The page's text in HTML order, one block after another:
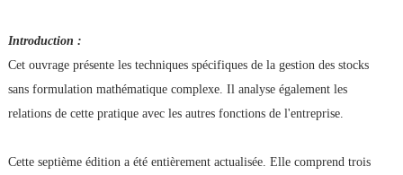
Introduction :
Cet ouvrage présente les techniques spécifiques de la gestion des stocks
sans formulation mathématique complexe. Il analyse également les
relations de cette pratique avec les autres fonctions de l'entreprise.
Cette septième édition a été entièrement actualisée. Elle comprend trois